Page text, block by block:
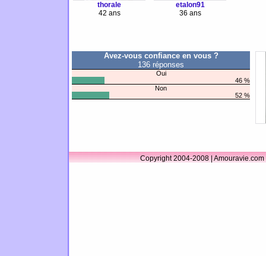
thorale
42 ans
etalon91
36 ans
Avez-vous confiance en vous ?
136 réponses
Oui
46 %
Non
52 %
Copyright 2004-2008 |